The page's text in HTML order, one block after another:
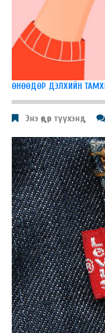
ӨНӨӨДӨР ДЭЛХИЙН
Энэ өдөр түүхэнд